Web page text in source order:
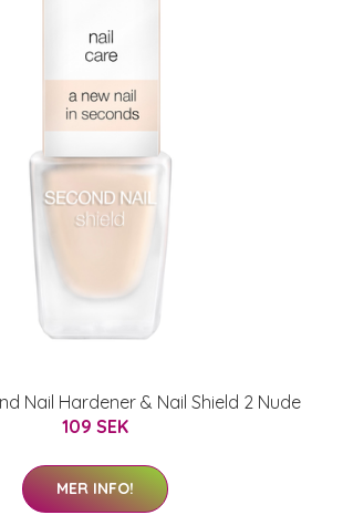
Nail Hardener & Nail Shield 2 Nude
109 SEK
MER INFO!